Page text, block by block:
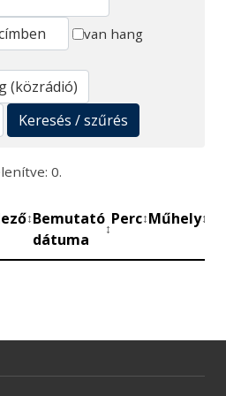
van hang
Keresés / szűrés
0.
↕Bemutató
dátuma
↕
Perc↕Műhely↕